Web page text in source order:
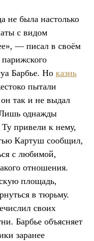
не была настолько
с видом
— писал в своём
парижского
Барбье. Но казнь
пытали
так и не выдал
однажды
привели к нему,
Картуш сообщил,
с любимой,
отношения.
площадь,
в тюрьму.
своих
Барбье объясняет
заранее